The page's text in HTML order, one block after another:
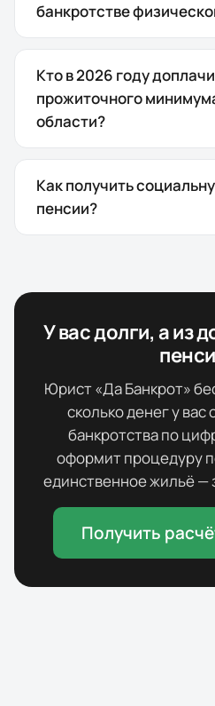
банкротстве
Кто в 2026 году
прожиточного
области?
Как получить
пенсии?
У вас долги, а из
Юрист «Да Банкрот»
сколько денег у вас
банкротства по
оформит процедуру
единственное жильё
Получить